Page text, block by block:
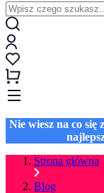
Nie wiesz na co się
Strona główna
Blog